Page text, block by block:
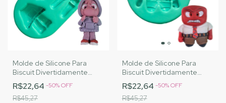
Molde de Silicone Para
Biscuit Divertidamente
Vergonha - MJ Artesanatos
| Cód. A014
R$22,64 -50%OFF
R$45,27
Molde de Silicone Para
Biscuit Divertidamente
Raiva - MJ Artesanatos |
Cód. A007
R$22,64 -50%OFF
R$45,27